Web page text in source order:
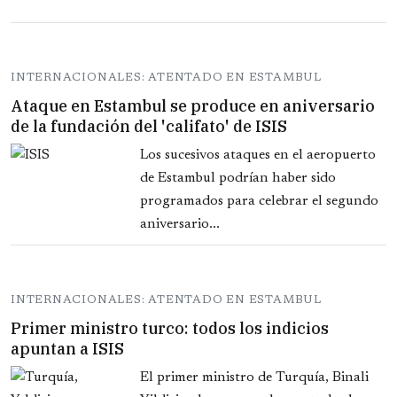
INTERNACIONALES: ATENTADO EN ESTAMBUL
Ataque en Estambul se produce en aniversario
de la fundación del 'califato' de ISIS
Los sucesivos ataques en el aeropuerto
de Estambul podrían haber sido
programados para celebrar el segundo
aniversario...
INTERNACIONALES: ATENTADO EN ESTAMBUL
Primer ministro turco: todos los indicios
apuntan a ISIS
El primer ministro de Turquía, Binali